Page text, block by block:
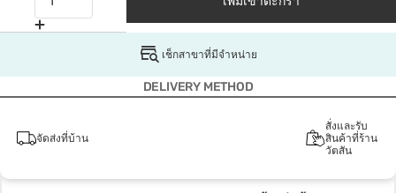
เช็กสาขาที่มีจำหน่าย
DELIVERY METHOD
จัดส่งที่บ้าน
สั่งและรับ
สินค้าที่ร้าน
วัตสัน